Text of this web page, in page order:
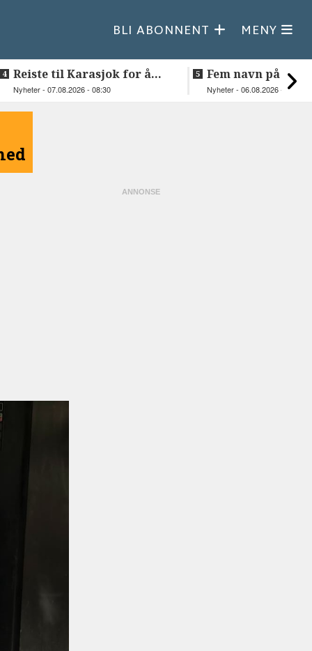
BLI ABONNENT MENY
Reiste til Karasjok for å
vie Ellen og Johan Anders
Nyheter - 07.08.2026 - 08:30
Fem navn på
til toppjobben i
Nyheter - 06.08.2026 - 15:03